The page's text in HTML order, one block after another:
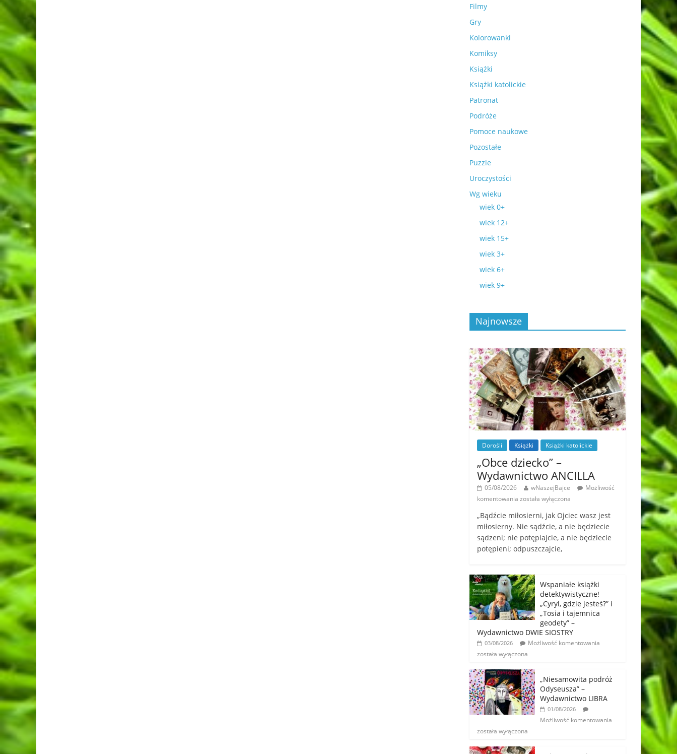
Filmy
Gry
Kolorowanki
Komiksy
Książki
Książki katolickie
Patronat
Podróże
Pomoce naukowe
Pozostałe
Puzzle
Uroczystości
Wg wieku
wiek 0+
wiek 12+
wiek 15+
wiek 3+
wiek 6+
wiek 9+
Najnowsze
Dorośli Książki Książki katolickie
„Obce dziecko” –
Wydawnictwo ANCILLA
05/08/2026 wNaszejBajce
Możliwość
komentowania została wyłączona
„Bądźcie miłosierni, jak Ojciec wasz jest
miłosierny. Nie sądźcie, a nie będziecie
sądzeni; nie potępiajcie, a nie będziecie
potępieni; odpuszczajcie,
Wspaniałe książki
detektywistyczne!
„Cyryl, gdzie jesteś?” i
„Tosia i tajemnica
geodety” –
Wydawnictwo DWIE SIOSTRY
03/08/2026
Możliwość komentowania
została wyłączona
„Niesamowita podróż
Odyseusza” –
Wydawnictwo LIBRA
01/08/2026
Możliwość komentowania
została wyłączona